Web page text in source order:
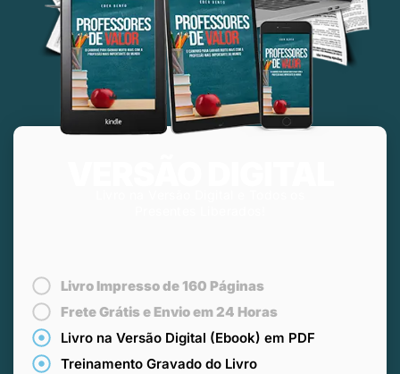
Livro Impresso de 160 Páginas
Frete Grátis e Envio em 24 Horas
Livro na Versão Digital (Ebook) em PDF
Treinamento Gravado do Livro